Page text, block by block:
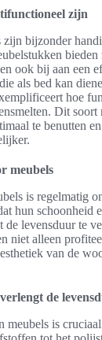
zijn
bijzonder
bieden
ook bij aan een
als bed kan
hoe
Dit soort
te benutten
meubels
is regelmatig
hun schoonheid
de levensduur te
niet alleen
van de
de
meubels is